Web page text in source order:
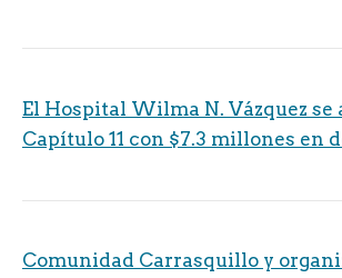
El Hospital Wilma N. Vázquez se
Capítulo 11 con $7.3 millones en
Comunidad Carrasquillo y